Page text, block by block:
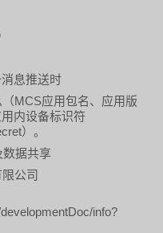
息推送时
MCS应用包名、应用版
内设备标识符
）。
数据共享
公司
info?